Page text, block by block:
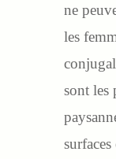
ne
les
sont les